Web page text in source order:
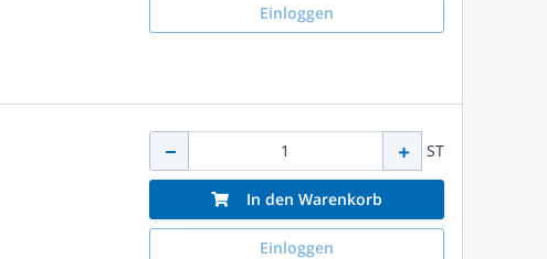
Einloggen
ST
In den Warenkorb
Einloggen